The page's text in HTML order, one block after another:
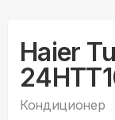
Haier
Кондиционер